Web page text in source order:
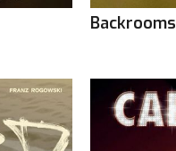
Backrooms